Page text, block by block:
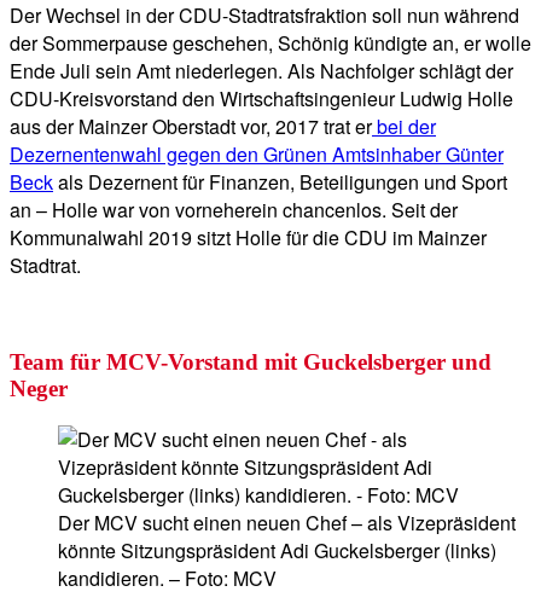
Der Wechsel in der CDU-Stadtratsfraktion soll nun während
der Sommerpause geschehen, Schönig kündigte an, er wolle
Ende Juli sein Amt niederlegen. Als Nachfolger schlägt der
CDU-Kreisvorstand den Wirtschaftsingenieur Ludwig Holle
aus der Mainzer Oberstadt vor, 2017 trat erbei der
Dezernentenwahl gegen den Grünen Amtsinhaber Günter
Beckals Dezernent für Finanzen, Beteiligungen und Sport
an – Holle war von vorneherein chancenlos. Seit der
Kommunalwahl 2019 sitzt Holle für die CDU im Mainzer
Stadtrat.
Team für MCV-Vorstand mit Guckelsberger und
Neger
Der MCV sucht einen neuen Chef – als Vizepräsident
könnte Sitzungspräsident Adi Guckelsberger (links)
kandidieren. – Foto: MCV